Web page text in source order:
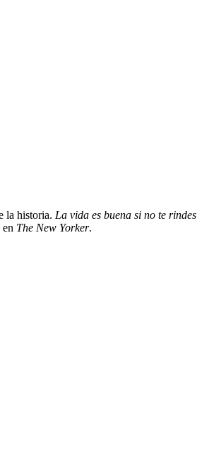
la historia. La vida es buena si no te rindes
The New Yorker.